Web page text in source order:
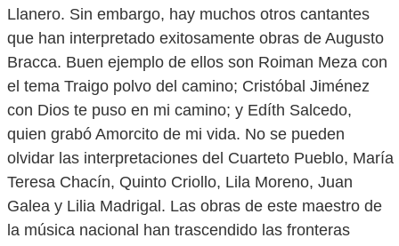
Llanero. Sin embargo, hay muchos otros cantantes
que han interpretado exitosamente obras de Augusto
Bracca. Buen ejemplo de ellos son Roiman Meza con
el tema Traigo polvo del camino; Cristóbal Jiménez
con Dios te puso en mi camino; y Edíth Salcedo,
quien grabó Amorcito de mi vida. No se pueden
olvidar las interpretaciones del Cuarteto Pueblo, María
Teresa Chacín, Quinto Criollo, Lila Moreno, Juan
Galea y Lilia Madrigal. Las obras de este maestro de
la música nacional han trascendido las fronteras